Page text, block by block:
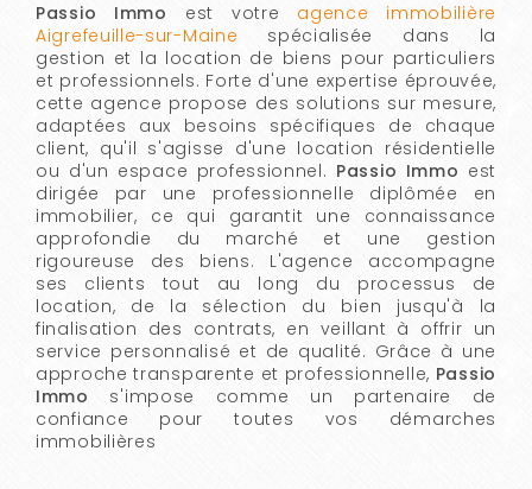
Passio Immo est votre agence immobilière
Aigrefeuille-sur-Maine spécialisée dans la
gestion et la location de biens pour particuliers
et professionnels. Forte d'une expertise éprouvée,
cette agence propose des solutions sur mesure,
adaptées aux besoins spécifiques de chaque
client, qu'il s'agisse d'une location résidentielle
ou d'un espace professionnel. Passio Immo est
dirigée par une professionnelle diplômée en
immobilier, ce qui garantit une connaissance
approfondie du marché et une gestion
rigoureuse des biens. L'agence accompagne
ses clients tout au long du processus de
location, de la sélection du bien jusqu'à la
finalisation des contrats, en veillant à offrir un
service personnalisé et de qualité. Grâce à une
approche transparente et professionnelle, Passio
Immo s'impose comme un partenaire de
confiance pour toutes vos démarches
immobilières